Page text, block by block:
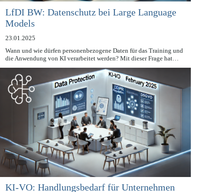
LfDI BW: Datenschutz bei Large Language
Models
23.01.2025
Wann und wie dürfen personenbezogene Daten für das Training und
die Anwendung von KI verarbeitet werden? Mit dieser Frage hat…